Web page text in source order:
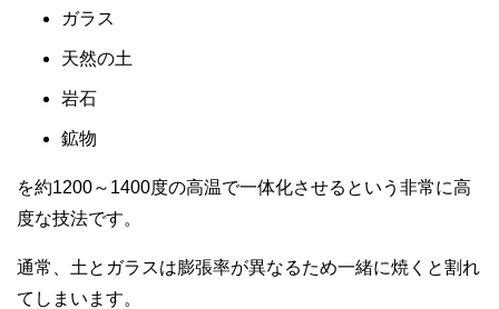
ガラス
天然の土
岩石
鉱物
を約1200～1400度の高温で一体化させるという非常に高
度な技法です。
通常、土とガラスは膨張率が異なるため一緒に焼くと割れ
てしまいます。